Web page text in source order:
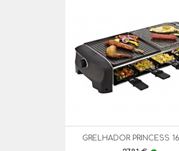
GRELHADOR PRINCESS
Vista Rápida